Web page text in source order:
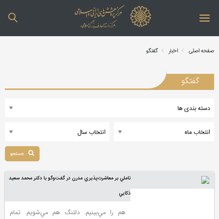
صفحه اصلی اخبار گفتگو
گفتگو
تاملي بر معاشرت‌پذيري مدرن در گفت‌وگو با دكتر محمد سعيد
ذكايي
هم را مي‌بينيم. دلتنگ هم مي‌شويم. تمام